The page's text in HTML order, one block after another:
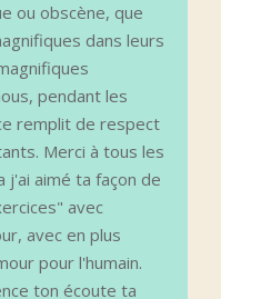
ou obscène, que
dans leurs
pendant les
remplit de respect
Merci à tous les
j'ai aimé ta façon de
avec
avec en plus
pour l'humain.
ton écoute ta